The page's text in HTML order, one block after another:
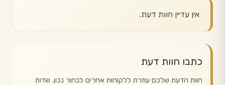
אין עדיין חוות דעת.
כתבו חוות דעת
חוות הדעת שלכם עוזרת ללקוחות אחרים לבחור נכון. שדות